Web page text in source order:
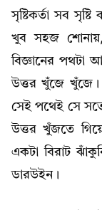
সৃষ্টিকর্তা সব
খুব সহজ
বিজ্ঞানের পথটা
উত্তর খুঁজে খুঁজে।
সেই পথেই সে
উত্তর খুঁজতে
একটা বিরাট
ডারউইন।